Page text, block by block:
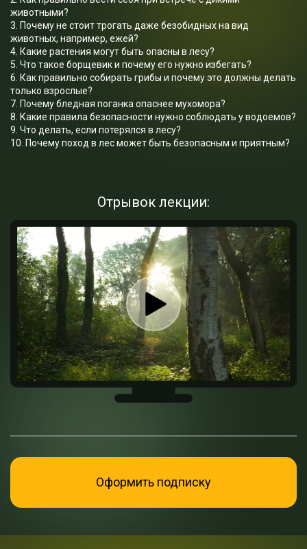
животными?
3. Почему не стоит трогать даже безобидных на вид
животных, например, ежей?
4. Какие растения могут быть опасны в лесу?
5. Что такое борщевик и почему его нужно избегать?
6. Как правильно собирать грибы и почему это должны делать
только взрослые?
7. Почему бледная поганка опаснее мухомора?
8. Какие правила безопасности нужно соблюдать у водоемов?
9. Что делать, если потерялся в лесу?
10. Почему поход в лес может быть безопасным и приятным?
Отрывок лекции:
Оформить подписку